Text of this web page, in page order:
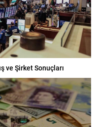
ve Şirket Sonuçları